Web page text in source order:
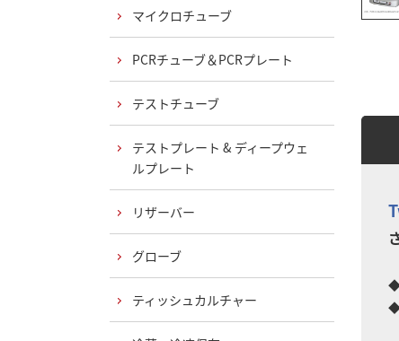
◆
◆
マイクロチューブ
PCRチューブ＆PCRプレート
テストチューブ
テストプレート & ディープウェ
ルプレート
リザーバー
グローブ
ティッシュカルチャー